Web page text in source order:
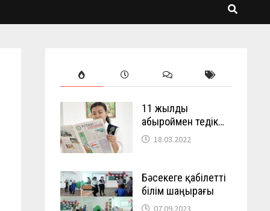
11 жылды
абыроймен өтедік…
18.03.2022
Бәсекеге қабілетті
білім шаңырағы
07.09.2023